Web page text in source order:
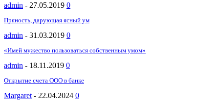
admin - 27.05.2019 0
Пряность, дарующая ясный ум
admin - 31.03.2019 0
«Имей мужество пользоваться собственным умом»
admin - 18.11.2019 0
Открытие счета ООО в банке
Margaret - 22.04.2024 0